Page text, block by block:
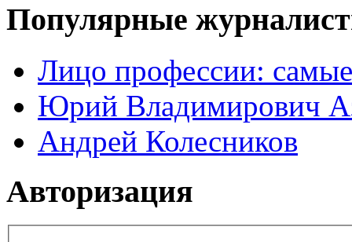
Популярные
Лицо профессии:
Юрий Владимирович
Андрей Колесников
Авторизация